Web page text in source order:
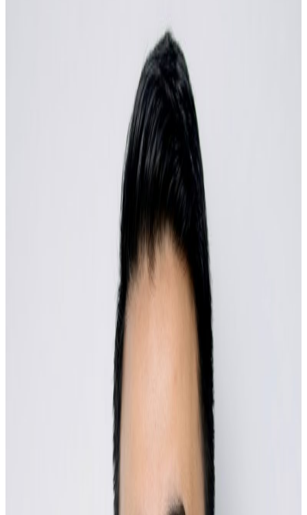
Wednesday, 2026 June 10 / 10:03 pm